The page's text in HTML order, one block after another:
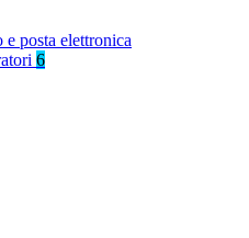
e posta elettronica
6